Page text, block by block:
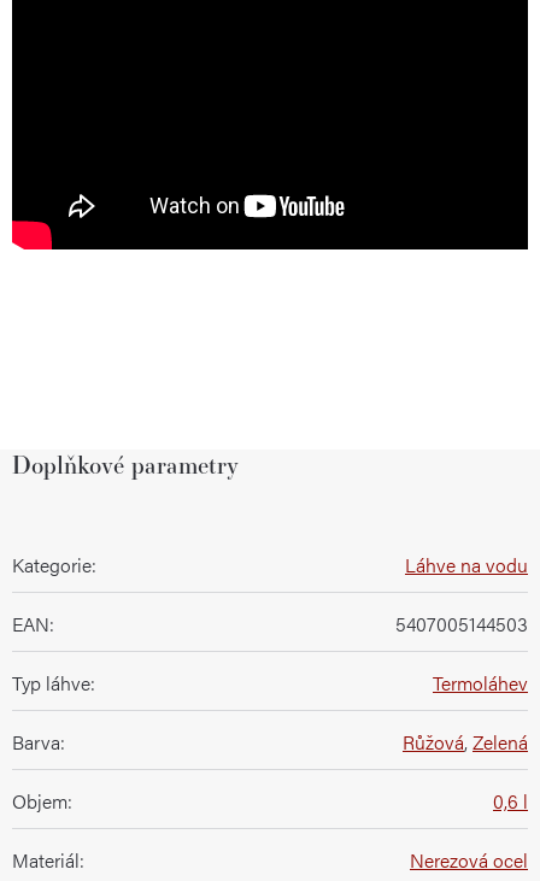
Doplňkové parametry
Kategorie: Láhve na vodu
EAN: 5407005144503
Typ láhve: Termoláhev
Barva: Růžová,Zelená
Objem: 0,6 l
Materiál: Nerezová ocel